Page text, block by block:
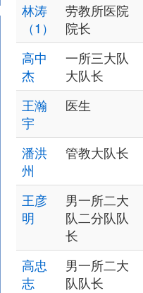
林涛
（1）
劳教所医院
院长
高中
杰
一所三大队
大队长
王瀚
宇
医生
潘洪
州
管教大队长
王彦
明
男一所二大
队二分队队
长
高忠
志
男一所二大
队队长